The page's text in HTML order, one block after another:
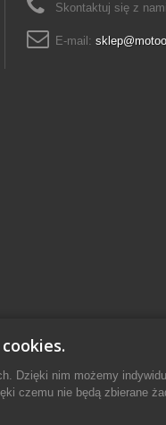
Skontaktuj się z
E-mail:
Dzięki nim możemy
czemu nie będą zbierane